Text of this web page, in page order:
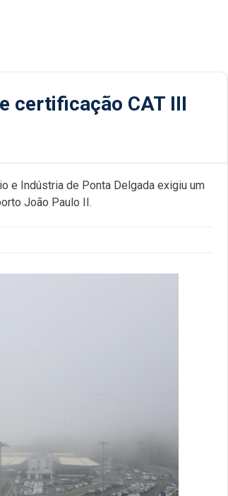
certificação CAT III
e Indústria de Ponta Delgada exigiu um
João Paulo II.